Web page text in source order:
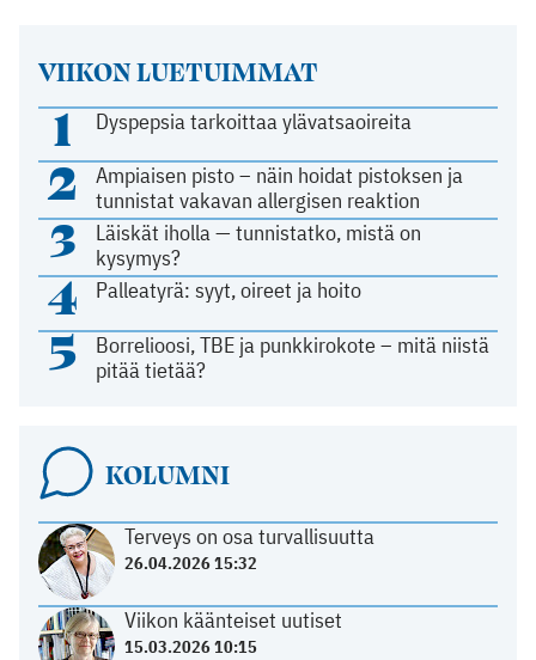
VIIKON LUETUIMMAT
1 Dyspepsia tarkoittaa ylävatsaoireita
2
Ampiaisen pisto – näin hoidat pistoksen ja
tunnistat vakavan allergisen reaktion
3
Läiskät iholla — tunnistatko, mistä on
kysymys?
4 Palleatyrä: syyt, oireet ja hoito
5
Borrelioosi, TBE ja punkkirokote – mitä niistä
pitää tietää?
KOLUMNI
Terveys on osa turvallisuutta
26.04.2026 15:32
Viikon käänteiset uutiset
15.03.2026 10:15